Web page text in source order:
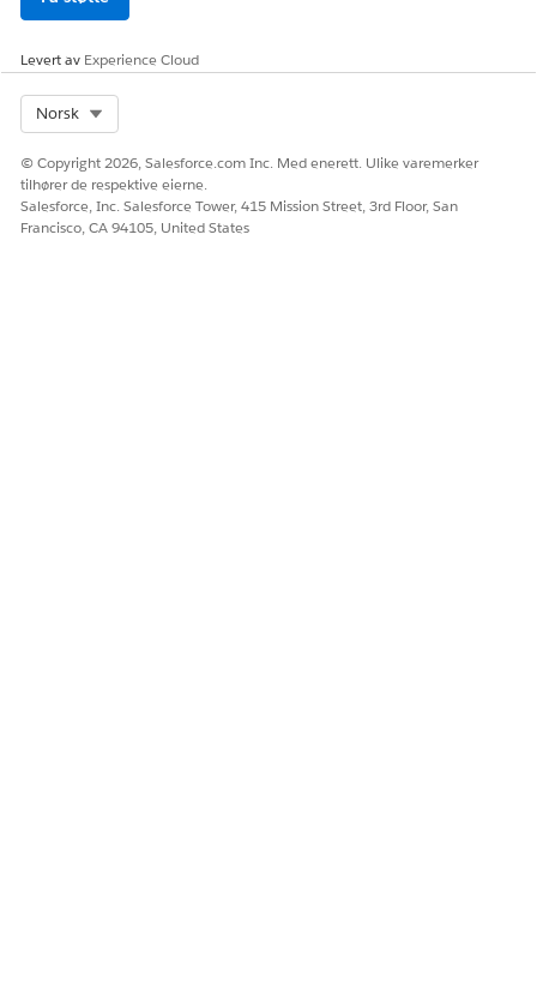
Ja Nei
Levert av Experience Cloud
Norsk
© Copyright 2026, Salesforce.com Inc. Med enerett. Ulike varemerker
tilhører de respektive eierne.
Salesforce, Inc. Salesforce Tower, 415 Mission Street, 3rd Floor, San
Francisco, CA 94105, United States